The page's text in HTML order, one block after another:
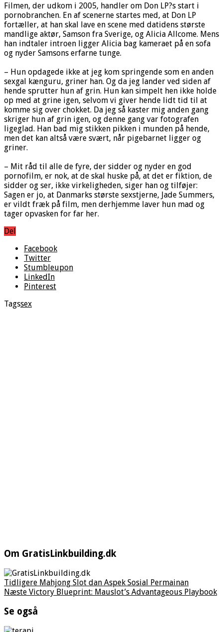
Filmen, der udkom i 2005, handler om Don LP?s start i
pornobranchen. En af scenerne startes med, at Don LP
fortæller, at han skal lave en scene med datidens største
mandlige aktør, Samson fra Sverige, og Alicia Allcome. Mens
han indtaler introen ligger Alicia bag kameraet på en sofa
og nyder Samsons erfarne tunge.
– Hun opdagede ikke at jeg kom springende som en anden
sexgal kænguru, griner han. Og da jeg lander ved siden af
hende sprutter hun af grin. Hun kan simpelt hen ikke holde
op med at grine igen, selvom vi giver hende lidt tid til at
komme sig over chokket. Da jeg så kaster mig anden gang
skriger hun af grin igen, og denne gang var fotografen
ligeglad. Han bad mig stikken pikken i munden på hende,
men det kan altså være svært, når pigebarnet ligger og
griner.
– Mit råd til alle de fyre, der sidder og nyder en god
pornofilm, er nok, at de skal huske på, at det er fiktion, de
sidder og ser, ikke virkeligheden, siger han og tilføjer:
Sagen er jo, at Danmarks største sexstjerne, Jade Summers,
er vildt fræk på film, men derhjemme laver hun mad og
tager opvasken for far her.
Del
Facebook
Twitter
Stumbleupon
LinkedIn
Pinterest
Tagssex
Om GratisLinkbuilding.dk
Tidligere Mahjong Slot dan Aspek Sosial Permainan
Næste Victory Blueprint: Mauslot’s Advantageous Playbook
Se også